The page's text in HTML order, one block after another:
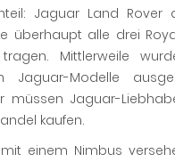
Jaguar Land Rover
überhaupt alle drei
Mittlerweile
Jaguar-Modelle
müssen Jaguar-
kaufen.
mit einem Nimbus